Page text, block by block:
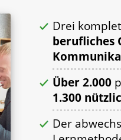
Drei
berufliches
Über 2.000
1.300
Der